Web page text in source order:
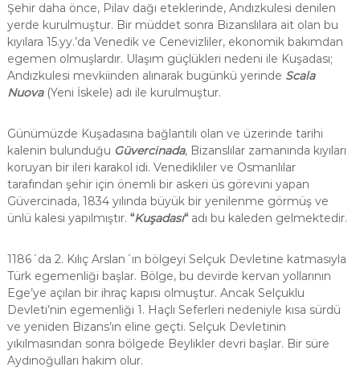
Şehir daha önce, Pilav dağı eteklerinde, Andızkulesi denilen
yerde kurulmuştur. Bir müddet sonra Bizanslılara ait olan bu
kıyılara 15.yy.’da Venedik ve Cenevizliler, ekonomik bakımdan
egemen olmuşlardır. Ulaşım güçlükleri nedeni ile Kuşadası;
Andızkulesi mevkiinden alınarak bugünkü yerinde Scala
Nuova(Yeni İskele) adı ile kurulmuştur.
Günümüzde Kuşadasına bağlantılı olan ve üzerinde tarihi
kalenin bulunduğu Güvercinada, Bizanslılar zamanında kıyıları
koruyan bir ileri karakol idi. Venedikliler ve Osmanlılar
tarafından şehir için önemli bir askeri üs görevini yapan
Güvercinada, 1834 yılında büyük bir yenilenme görmüş ve
ünlü kalesi yapılmıştır. “Kuşadası“adı bu kaleden gelmektedir.
1186´da 2. Kılıç Arslan´ın bölgeyi Selçuk Devletine katmasıyla
Türk egemenliği başlar. Bölge, bu devirde kervan yollarının
Ege’ye açılan bir ihraç kapısı olmuştur. Ancak Selçuklu
Devleti’nin egemenliği 1. Haçlı Seferleri nedeniyle kısa sürdü
ve yeniden Bizans’ın eline geçti. Selçuk Devletinin
yıkılmasından sonra bölgede Beylikler devri başlar. Bir süre
Aydınoğulları hakim olur.